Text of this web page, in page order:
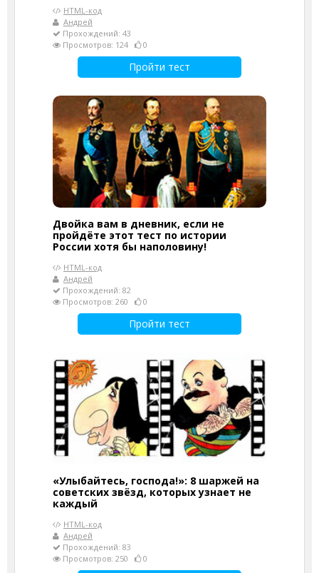
HTML-код
Андрей
Прохождений: 43
Просмотров: 124
0
Пройти тест
Двойка вам в дневник, если не
пройдёте этот тест по истории
России хотя бы наполовину!
HTML-код
Андрей
Прохождений: 82
Просмотров: 260
0
Пройти тест
«Улыбайтесь, господа!»: 8 шаржей на
советских звёзд, которых узнает не
каждый
HTML-код
Андрей
Прохождений: 83
Просмотров: 250
0